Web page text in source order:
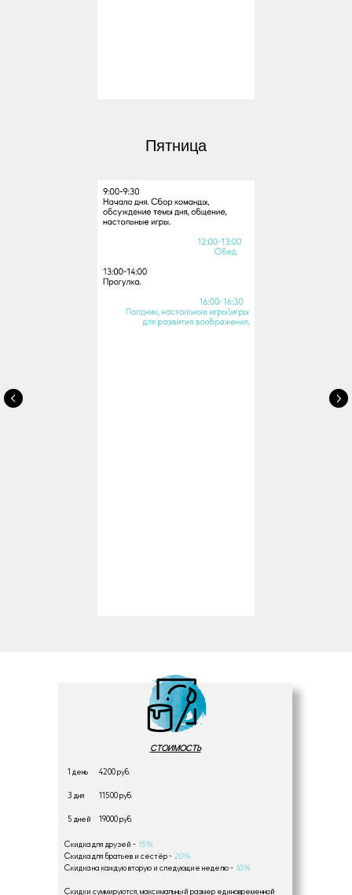
Пятница
1 день
3 дня
5 дней
4200 руб.
11500 руб.
19000 руб.
СТОИМОСТЬ
Скидка для друзей - 15%
Скидка для братьев и сестёр - 20%
Скидка на каждую вторую и следующие неделю - 10%
Скидки суммируются, максимальный размер единовременной